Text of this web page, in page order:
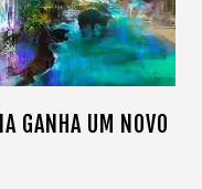
GANHA UM NOVO